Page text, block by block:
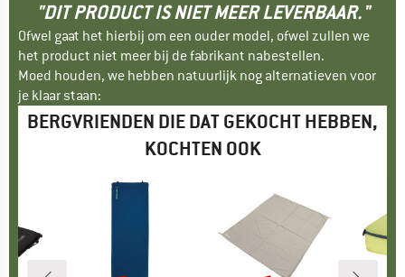
"DIT PRODUCT IS NIET MEER LEVERBAAR."
Ofwel gaat het hierbij om een ouder model, ofwel zullen we
het product niet meer bij de fabrikant nabestellen.
Moed houden, we hebben natuurlijk nog alternatieven voor
je klaar staan:
BERGVRIENDEN DIE DAT GEKOCHT HEBBEN,
KOCHTEN OOK